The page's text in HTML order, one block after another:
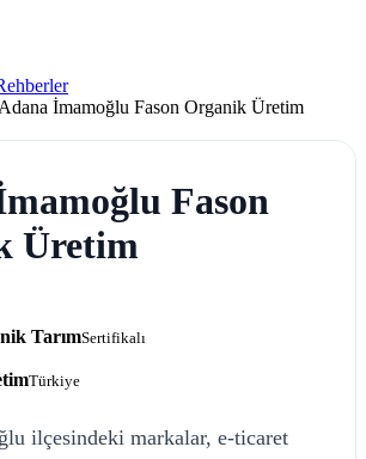
Adana İmamoğlu Fason Organik Üretim
Fason
Üretim
TarımSertifikalı
Türkiye
ilçesindeki markalar, e-ticaret